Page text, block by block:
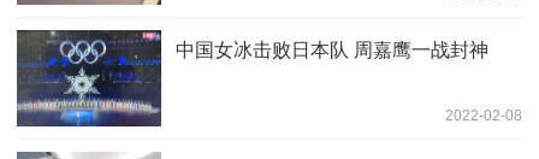
中国女冰击败日本队 周嘉鹰一战封神
2022-02-08